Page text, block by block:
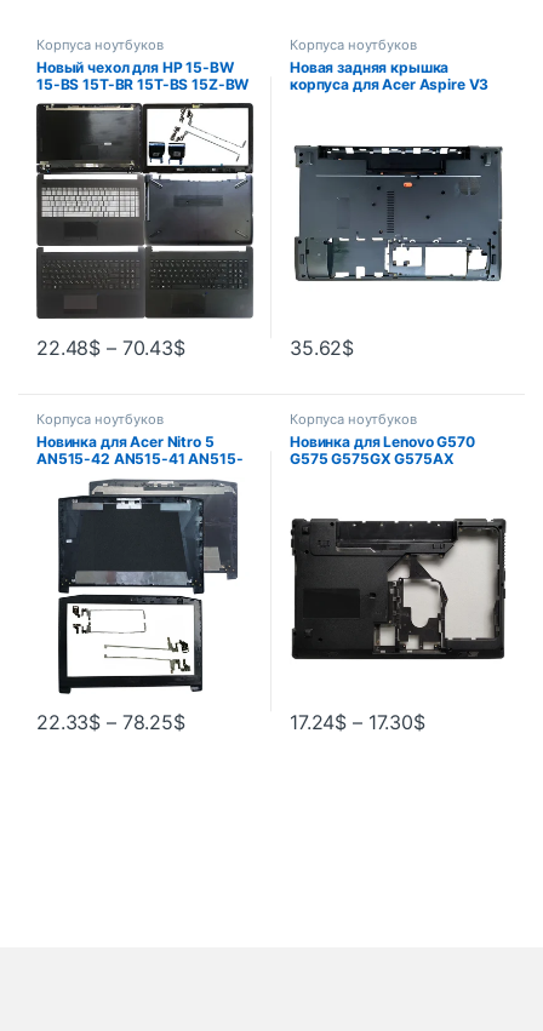
Корпуса ноутбуков
Новый чехол для HP 15-BW
15-BS 15T-BR 15T-BS 15Z-BW
250 G6 255 TPN-C129,
задняя крышка ЖК-дисплея/
рамка/US RU SP, упор для
рук, верхняя/нижняя/петли
22.48$ – 70.43$
Корпуса ноутбуков
Новая задняя крышка
корпуса для Acer Aspire V3
35.62$
Корпуса ноутбуков
Новинка для Acer Nitro 5
AN515-42 AN515-41 AN515-
51 AN515-52 AN515-53,
задняя крышка, верхняя
крышка для ноутбука, ЖК-
дисплей, задняя крышка/
передняя панель/петли L & R
22.33$ – 78.25$
Корпуса ноутбуков
Новинка для Lenovo G570
G575 G575GX G575AX
17.24$ – 17.30$